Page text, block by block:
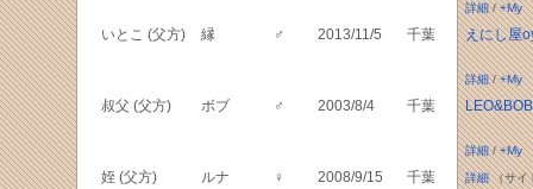
詳細/+My
いとこ (父方) 縁 ♂ 2013/11/5 千葉 えにし屋
詳細/+My
叔父 (父方) ボブ ♂ 2003/8/4 千葉 LEO&BOB
詳細/+My
姪 (父方) ルナ ♀ 2008/9/15 千葉 詳細（サイ